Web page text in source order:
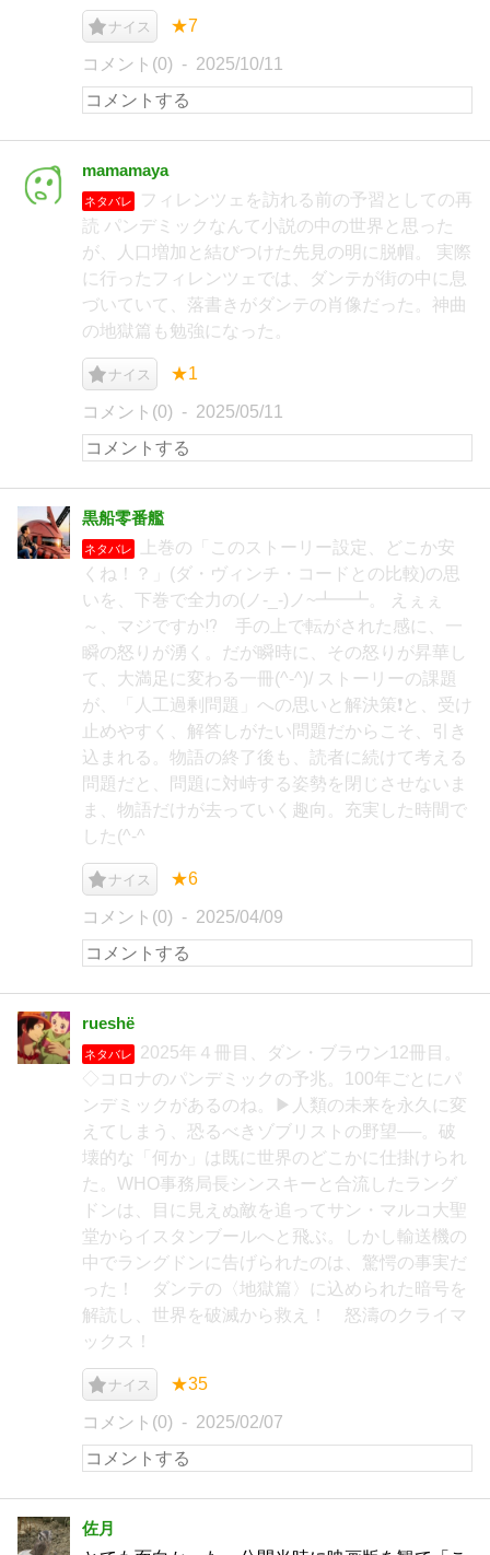
ナイス ★7
コメント(0) 2025/10/11
mamamaya
ネタバレ
フィレンツェを訪れる前の予習としての再
読 パンデミックなんて小説の中の世界と思った
が、人口増加と結びつけた先見の明に脱帽。 実際
に行ったフィレンツェでは、ダンテが街の中に息
づいていて、落書きがダンテの肖像だった。神曲
の地獄篇も勉強になった。
ナイス ★1
コメント(0) 2025/05/11
黒船零番艦
ネタバレ
上巻の「このストーリー設定、どこか安
くね！？」(ダ・ヴィンチ・コードとの比較)の思
いを、下巻で全力の(ノ-_-)ノ~┻━┻。 えぇぇ
～、マジですか⁉️ 手の上で転がされた感に、一
瞬の怒りが湧く。だが瞬時に、その怒りが昇華し
て、大満足に変わる一冊(^-^)/ ストーリーの課題
が、「人工過剰問題」への思いと解決策❗と、受け
止めやすく、解答しがたい問題だからこそ、引き
込まれる。物語の終了後も、読者に続けて考える
問題だと、問題に対峙する姿勢を閉じさせないま
ま、物語だけが去っていく趣向。充実した時間で
した(^-^
ナイス ★6
コメント(0) 2025/04/09
rueshё
ネタバレ
2025年４冊目、ダン・ブラウン12冊目。
◇コロナのパンデミックの予兆。100年ごとにパ
ンデミックがあるのね。▶人類の未来を永久に変
えてしまう、恐るべきゾブリストの野望──。破
壊的な「何か」は既に世界のどこかに仕掛けられ
た。WHO事務局長シンスキーと合流したラング
ドンは、目に見えぬ敵を追ってサン・マルコ大聖
堂からイスタンブールへと飛ぶ。しかし輸送機の
中でラングドンに告げられたのは、驚愕の事実だ
った！ ダンテの〈地獄篇〉に込められた暗号を
解読し、世界を破滅から救え！ 怒濤のクライマ
ックス！
ナイス ★35
コメント(0) 2025/02/07
佐月